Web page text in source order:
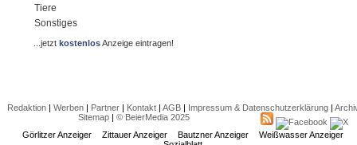
Tiere
Sonstiges
...jetztkostenlosAnzeige eintragen!
Redaktion| Werben| Partner| Kontakt| AGB| Impressum & Datenschutzerklärung|
Sitemap| © BeierMedia 2025
Görlitzer Anzeiger
Zittauer Anzeiger Bautzner Anzeiger
Weißwasser Anzeiger